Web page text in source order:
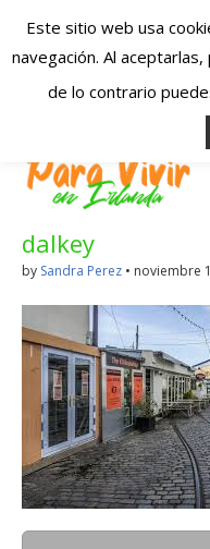
Irlanda
en
Irlanda
Blog dedicado a los
Irlanda!
dalkey
by Sandra Perez • noviembre
Este sitio web usa
navegación. Al
de lo contrario